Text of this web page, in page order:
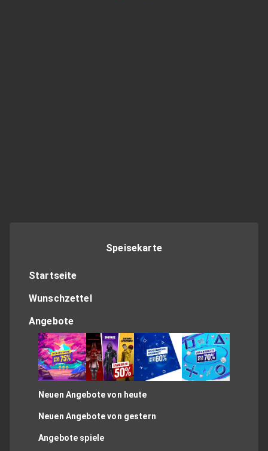
Speisekarte
Startseite
Wunschzettel
Angebote
Neuen Angebote von heute
Neuen Angebote von gestern
Angebote spiele